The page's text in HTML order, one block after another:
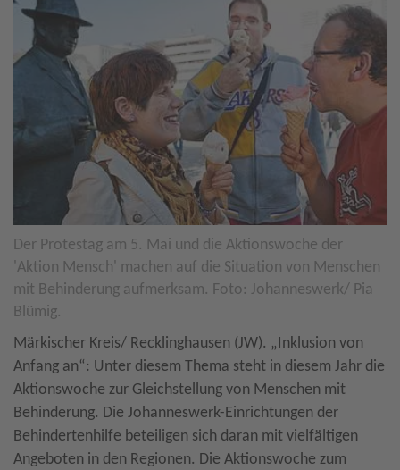
Der Protestag am 5. Mai und die Aktionswoche der
'Aktion Mensch' machen auf die Situation von Menschen
mit Behinderung aufmerksam. Foto: Johanneswerk/ Pia
Blümig.
Märkischer Kreis/ Recklinghausen (JW). „Inklusion von
Anfang an“: Unter diesem Thema steht in diesem Jahr die
Aktionswoche zur Gleichstellung von Menschen mit
Behinderung. Die Johanneswerk-Einrichtungen der
Behindertenhilfe beteiligen sich daran mit vielfältigen
Angeboten in den Regionen. Die Aktionswoche zum